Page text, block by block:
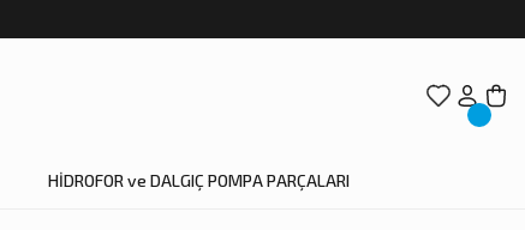
HİDROFOR ve DALGIÇ POMPA PARÇALARI